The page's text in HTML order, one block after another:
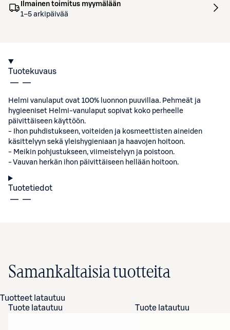
Ilmainen toimitus myymälään
1–5 arkipäivää
Tuotekuvaus
Helmi vanulaput ovat 100% luonnon puuvillaa. Pehmeät ja
hygieeniset Helmi-vanulaput sopivat koko perheelle
päivittäiseen käyttöön.
- Ihon puhdistukseen, voiteiden ja kosmeettisten aineiden
käsittelyyn sekä yleishygieniaan ja haavojen hoitoon.
- Meikin pohjustukseen, viimeistelyyn ja poistoon.
- Vauvan herkän ihon päivittäiseen hellään hoitoon.
Tuotetiedot
Samankaltaisia tuotteita
Tuotteet latautuu
Tuote latautuu
Tuote latautuu